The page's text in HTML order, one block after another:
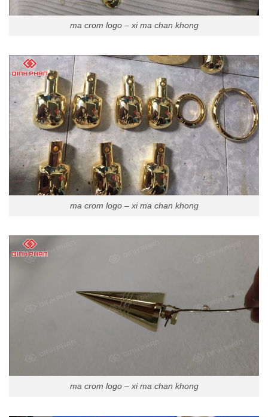
ma crom logo – xi ma chan khong
ma crom logo – xi ma chan khong
ma crom logo – xi ma chan khong